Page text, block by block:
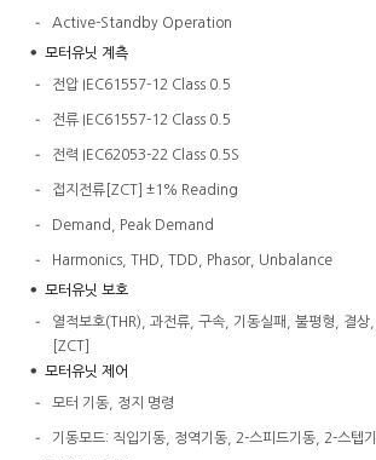
- Active-Standby Operation
모터유닛 계측
- 전압 IEC61557-12 Class 0.5
- 전류 IEC61557-12 Class 0.5
- 전력 IEC62053-22 Class 0.5S
- 접지전류[ZCT] ±1% Reading
- Demand, Peak Demand
- Harmonics, THD, TDD, Phasor, Unbalance
모터유닛 보호
-
열적보호(THR), 과전류, 구속, 기동실패, 불평형, 결상
[ZCT]
모터유닛 제어
- 모터 기동, 정지 명령
- 기동모드: 직입기동, 정역기동, 2-스피드기동, 2-스텝